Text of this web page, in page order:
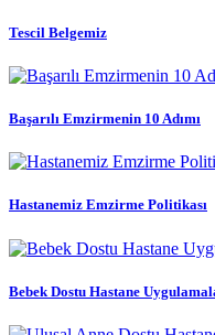
Tescil Belgemiz
Başarılı Emzirmenin 10 Adımı
Hastanemiz Emzirme Politikası
Bebek Dostu Hastane